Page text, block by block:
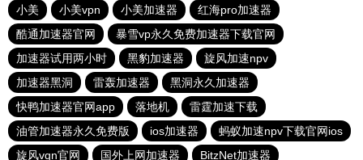
小美
小美vpn 小美加速器
红海pro加速器
酷通加速器官网
暴雪vp永久免费加速器下载官网
加速器试用两小时
黑豹加速器
旋风加速npv
加速器黑洞
雷轰加速器
黑洞永久加速器
快鸭加速器官网app
落地机
雷霆加速下载
油管加速器永久免费版
ios加速器
蚂蚁加速npv下载官网ios
旋风vqn官网
国外上网加速器
BitzNet加速器